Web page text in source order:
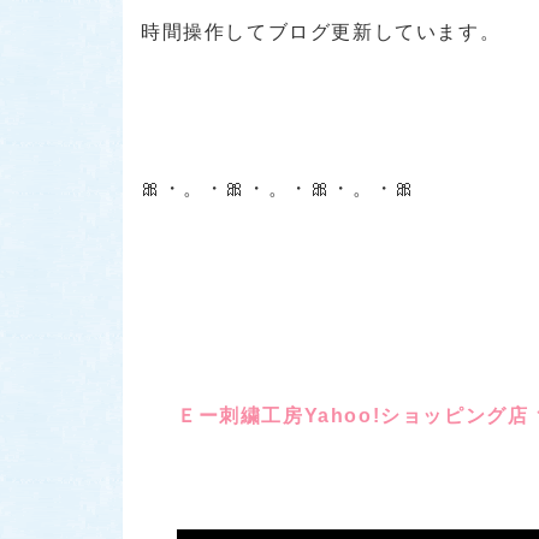
時間操作してブログ更新しています。
🎀・。・🎀・。・🎀・。・🎀
Ｅー刺繍工房Yahoo!ショッピング店